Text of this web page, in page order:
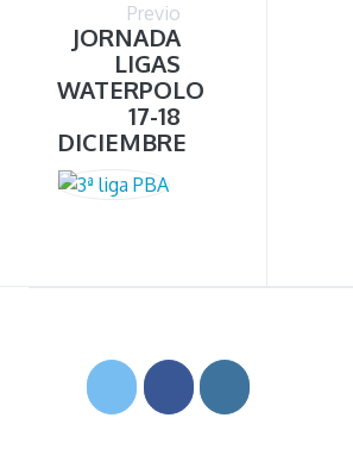
Previo
JORNADA
LIGAS
WATERPOLO
17-18
DICIEMBRE